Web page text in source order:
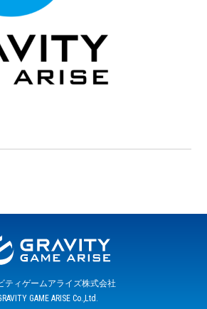
ティゲームアライズ株式会社
GAME ARISE Co.,Ltd.